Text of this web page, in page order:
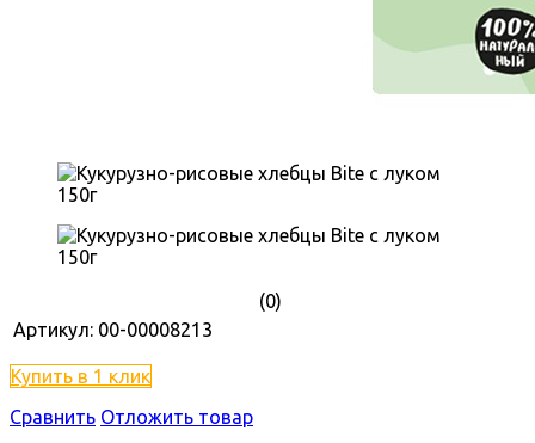
(0)
Артикул: 00-00008213
Купить в 1 клик
Сравнить Отложить товар